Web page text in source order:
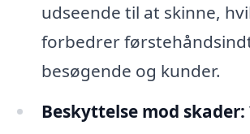
udseende til at skinne,
forbedrer
besøgende og kunder.
Beskyttelse mod skader: